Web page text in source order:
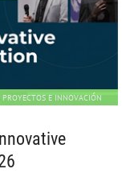
PROYECTOS E INNOVACIÓN